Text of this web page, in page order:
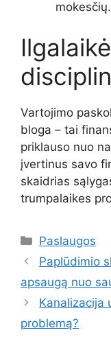
mokesčių.
Vartojimo
bloga – tai
priklauso nuo
įvertinus savo
skaidrias
trumpalaikes
Kategorijos
Paslaugos
Paplūdimio
apsaugą nuo
Kanalizacija
problemą?